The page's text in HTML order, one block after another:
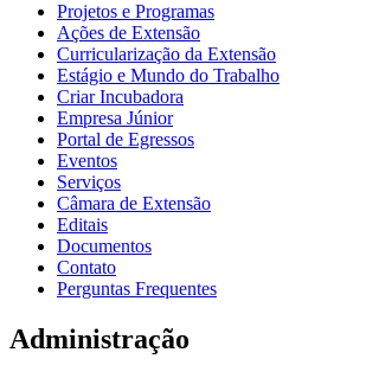
Projetos e Programas
Ações de Extensão
Curricularização da Extensão
Estágio e Mundo do Trabalho
Criar Incubadora
Empresa Júnior
Portal de Egressos
Eventos
Serviços
Câmara de Extensão
Editais
Documentos
Contato
Perguntas Frequentes
Administração